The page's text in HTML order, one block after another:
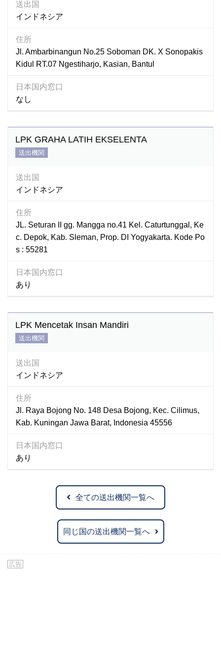
送出国
インドネシア
住所
Jl. Ambarbinangun No.25 Soboman DK. X Sonopakis
Kidul RT.07 Ngestiharjo, Kasian, Bantul
日本国内窓口
なし
LPK GRAHA LATIH EKSELENTA
送出機関
送出国
インドネシア
住所
JL. Seturan II gg. Mangga no.41 Kel. Caturtunggal, Ke
c. Depok, Kab. Sleman, Prop. DI Yogyakarta. Kode Po
s : 55281
日本国内窓口
あり
LPK Mencetak Insan Mandiri
送出機関
送出国
インドネシア
住所
Jl. Raya Bojong No. 148 Desa Bojong, Kec. Cilimus,
Kab. Kuningan Jawa Barat, Indonesia 45556
日本国内窓口
あり
全ての送出機関一覧へ
同じ国の送出機関一覧へ
広告